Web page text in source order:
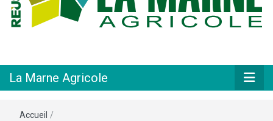
Agricole
La Marne Agricole
Accueil /